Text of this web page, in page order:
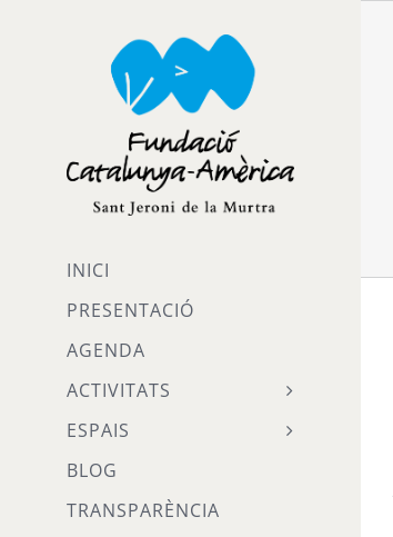
INICI
PRESENTACIÓ
AGENDA
ACTIVITATS
ESPAIS
BLOG
TRANSPARÈNCIA